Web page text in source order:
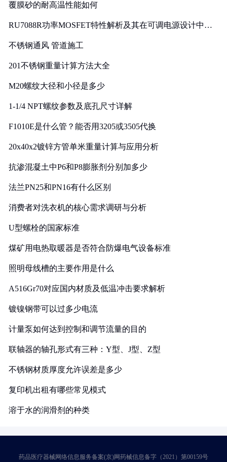
覆膜砂的耐高温性能如何
RU7088R功率MOSFET特性解析及其在可调电源设计中的
不锈钢通风 管道施工
201不锈钢重量计算方法大全
M20螺纹大径和小径是多少
1-1/4 NPT螺纹参数及底孔尺寸详解
F1010E是什么管？能否用3205或3505代换
20x40x2镀锌方管单米重量计算与应用分析
抗渗混凝土中P6和P8膨胀剂分别加多少
法兰PN25和PN16有什么区别
消费者对洗衣机的核心需求调研与分析
U型螺栓的国家标准
煤矿用电热取暖器是否符合防爆电气设备标准
照明母线槽的主要作用是什么
A516Gr70对应国内材质及低温冲击要求解析
镀镍钢带可以过多少电流
计量泵如何达到控制和调节流量的目的
联轴器的轴孔形式有三种：Y型、J型、Z型
不锈钢材质厚度允许误差是多少
复印机出租有哪些常见模式
溶于水的润滑剂的种类
药品医疗器械网络信息服务备案(京)网药械信息备字（2021）第00159号